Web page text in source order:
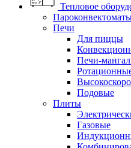
Тепловое
Печи
Для пиццы
Печи-
Подовые
Плиты
Газовые